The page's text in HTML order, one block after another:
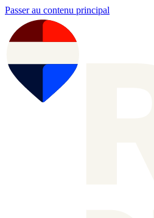
Passer au contenu principal